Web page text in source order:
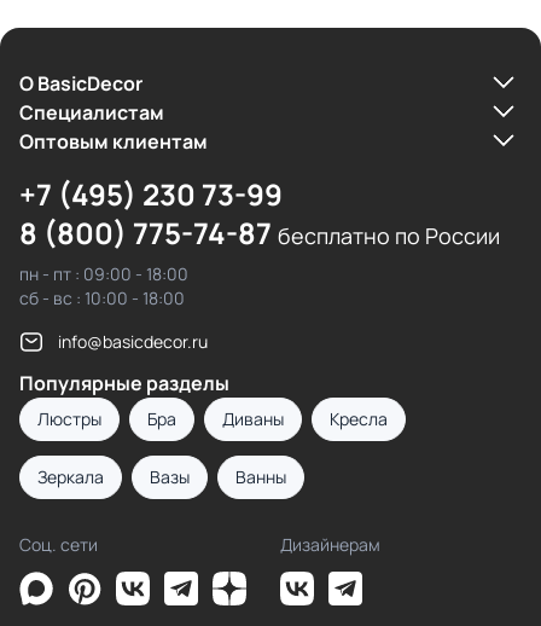
О BasicDecor
Cпециалистам
Оптовым клиентам
+7 (495) 230 73-99
8 (800) 775-74-87 бесплатно по России
пн - пт : 09:00 - 18:00
сб - вс : 10:00 - 18:00
info@basicdecor.ru
Популярные разделы
Люстры Бра Диваны Кресла
Зеркала Вазы Ванны
Соц. сети Дизайнерам